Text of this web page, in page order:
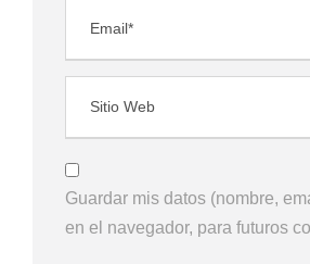
Guardar mis datos (nombre,
en el navegador, para futuros